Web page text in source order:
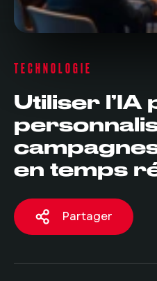
TECHNOLOGIE
Utiliser l’IA
en temps
Partager